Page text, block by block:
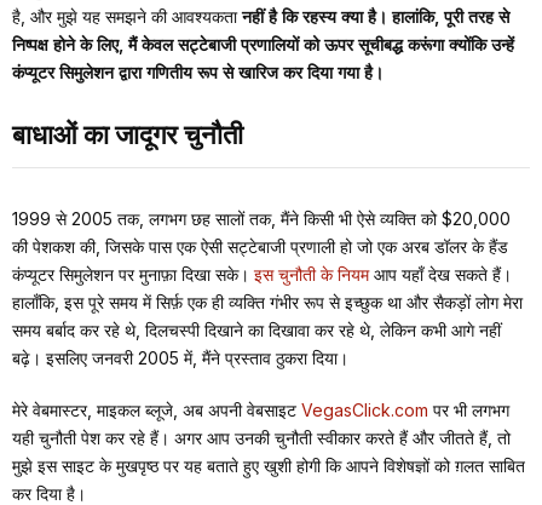
है, और मुझे यह समझने की आवश्यकतानहीं है कि रहस्य क्या है। हालांकि, पूरी तरह से
निष्पक्ष होने के लिए, मैं केवल सट्टेबाजी प्रणालियों को ऊपर सूचीबद्ध करूंगा क्योंकि उन्हें
कंप्यूटर सिमुलेशन द्वारा गणितीय रूप से खारिज कर दिया गया है।
बाधाओं का जादूगर चुनौती
1999 से 2005 तक, लगभग छह सालों तक, मैंने किसी भी ऐसे व्यक्ति को $20,000
की पेशकश की, जिसके पास एक ऐसी सट्टेबाजी प्रणाली हो जो एक अरब डॉलर के हैंड
कंप्यूटर सिमुलेशन पर मुनाफ़ा दिखा सके। इस चुनौती के नियमआप यहाँ देख सकते हैं।
हालाँकि, इस पूरे समय में सिर्फ़ एक ही व्यक्ति गंभीर रूप से इच्छुक था और सैकड़ों लोग मेरा
समय बर्बाद कर रहे थे, दिलचस्पी दिखाने का दिखावा कर रहे थे, लेकिन कभी आगे नहीं
बढ़े। इसलिए जनवरी 2005 में, मैंने प्रस्ताव ठुकरा दिया।
मेरे वेबमास्टर, माइकल ब्लूजे, अब अपनी वेबसाइट VegasClick.com पर भी लगभग
यही चुनौती पेश कर रहे हैं। अगर आप उनकी चुनौती स्वीकार करते हैं और जीतते हैं, तो
मुझे इस साइट के मुखपृष्ठ पर यह बताते हुए खुशी होगी कि आपने विशेषज्ञों को ग़लत साबित
कर दिया है।